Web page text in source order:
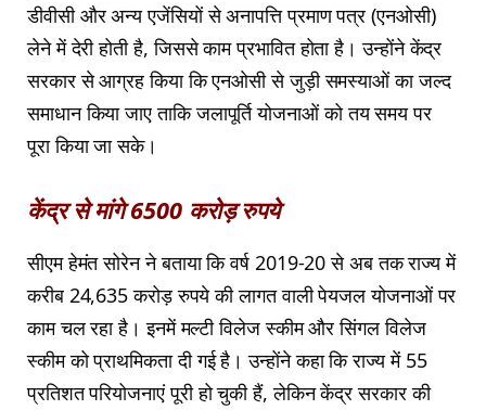
डीवीसी और अन्य एजेंसियों से अनापत्ति प्रमाण पत्र (एनओसी)
लेने में देरी होती है, जिससे काम प्रभावित होता है। उन्होंने केंद्र
सरकार से आग्रह किया कि एनओसी से जुड़ी समस्याओं का जल्द
समाधान किया जाए ताकि जलापूर्ति योजनाओं को तय समय पर
पूरा किया जा सके।
केंद्र से मांगे 6500 करोड़ रुपये
सीएम हेमंत सोरेन ने बताया कि वर्ष 2019-20 से अब तक राज्य में
करीब 24,635 करोड़ रुपये की लागत वाली पेयजल योजनाओं पर
काम चल रहा है। इनमें मल्टी विलेज स्कीम और सिंगल विलेज
स्कीम को प्राथमिकता दी गई है। उन्होंने कहा कि राज्य में 55
प्रतिशत परियोजनाएं पूरी हो चुकी हैं, लेकिन केंद्र सरकार की